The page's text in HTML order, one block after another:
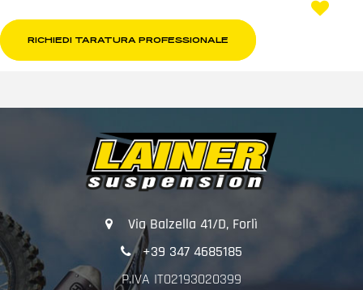
RICHIEDI TARATURA PROFESSIONALE
Via Balzella 41/D, Forlì
+39 347 4685185
P.IVA IT02193020399